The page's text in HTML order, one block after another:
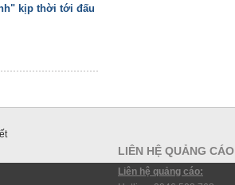
kịp thời tới đấu
LIÊN HỆ QUẢNG CÁO
Liên hệ quảng cáo: